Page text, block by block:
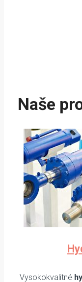
Naše
Vysokokvalitné